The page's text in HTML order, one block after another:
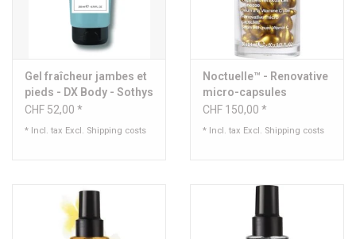
Gel fraîcheur jambes et
pieds - DX Body - Sothys
CHF 52,00 *
* Incl. tax Excl. Shipping costs
Noctuelle™ - Renovative
micro-capsules
CHF 150,00 *
* Incl. tax Excl. Shipping costs